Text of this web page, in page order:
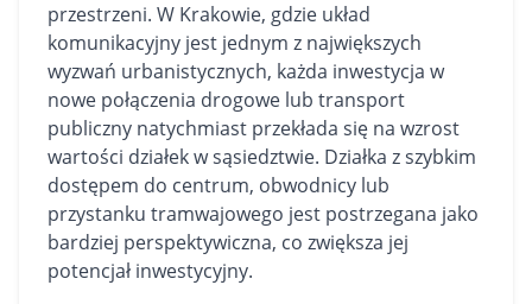
przestrzeni. W Krakowie, gdzie układ
komunikacyjny jest jednym z największych
wyzwań urbanistycznych, każda inwestycja w
nowe połączenia drogowe lub transport
publiczny natychmiast przekłada się na wzrost
wartości działek w sąsiedztwie. Działka z szybkim
dostępem do centrum, obwodnicy lub
przystanku tramwajowego jest postrzegana jako
bardziej perspektywiczna, co zwiększa jej
potencjał inwestycyjny.